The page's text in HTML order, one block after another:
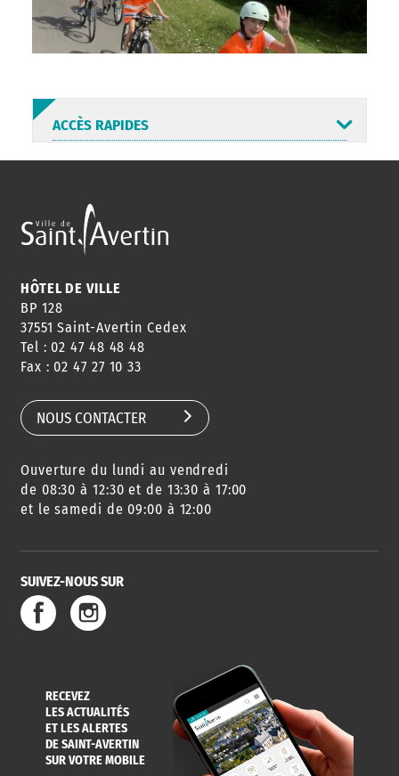
ACCÈS RAPIDES
ANNUAIRE
HORAIRES
CONSEILS
DE QUARTIER
AGENDA
DES SORTIES
URBANISME
SERVICE
DE L'EAU
HÔTEL DE VILLE
BP 128
37551 Saint-Avertin Cedex
Tel : 02 47 48 48 48
Fax : 02 47 27 10 33
NOUS CONTACTER
Ouverture du lundi au vendredi
de 08:30 à 12:30 et de 13:30 à 17:00
et le samedi de 09:00 à 12:00
SUIVEZ-NOUS SUR
RECEVEZ
LES ACTUALITÉS
ET LES ALERTES
DE SAINT-AVERTIN
SUR VOTRE MOBILE